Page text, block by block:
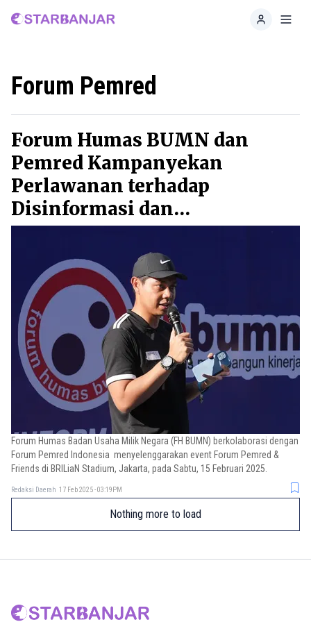
Home
Forum Pemred
Forum Humas BUMN dan
Pemred Kampanyekan
Perlawanan terhadap
Disinformasi dan
Misinformasi
Forum Humas Badan Usaha Milik Negara (FH BUMN) berkolaborasi dengan
Forum Pemred Indonesia menyelenggarakan event Forum Pemred &
Friends di BRILiaN Stadium, Jakarta, pada Sabtu, 15 Februari 2025.
Redaksi Daerah 17 Feb 2025 - 03:19PM
Nothing more to load